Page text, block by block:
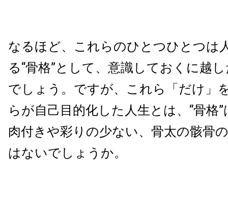
なるほど、これらのひとつひ とつは
る“骨格”として、 意識しておくに越
でしょう。ですが、これら「だけ」
らが自己目的化した人生とは、“骨格
肉付きや彩りの少ない、骨太の骸骨
はないでしょうか。